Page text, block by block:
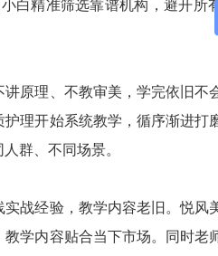
白精准筛选靠谱机构，避开所
原理、不教审美，学完依旧不
理开始系统教学，循序渐进打
群、不同场景。
战经验，教学内容老旧。悦风
学内容贴合当下市场。同时老